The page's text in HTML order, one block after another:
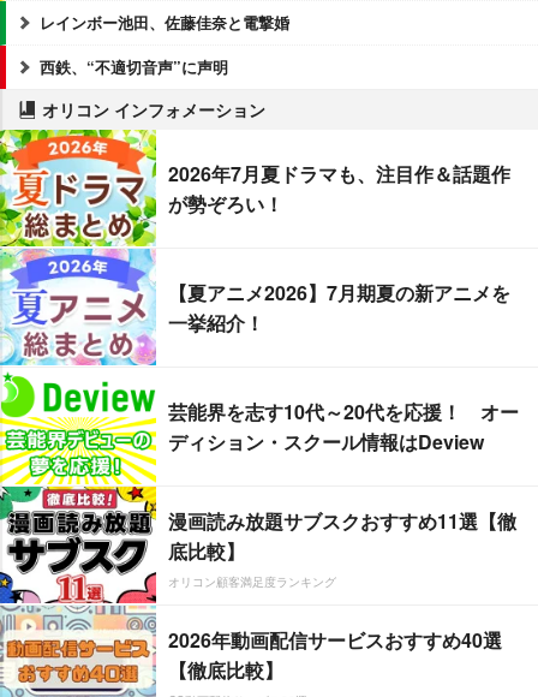
レインボー池田、佐藤佳奈と電撃婚
西鉄、“不適切音声”に声明
オリコン インフォメーション
2026年7月夏ドラマも、注目作＆話題作
が勢ぞろい！
【夏アニメ2026】7月期夏の新アニメを
一挙紹介！
芸能界を志す10代～20代を応援！ オー
ディション・スクール情報はDeview
漫画読み放題サブスクおすすめ11選【徹
底比較】
オリコン顧客満足度ランキング
2026年動画配信サービスおすすめ40選
【徹底比較】